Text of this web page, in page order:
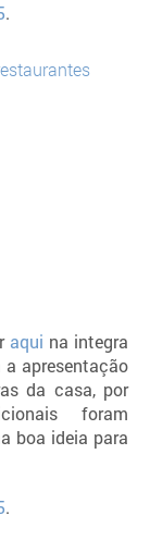
.
aqui na integra
apresentação
da casa, por
foram
boa ideia para
.